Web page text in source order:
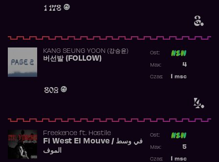
3.
1 178
4.
KANG SEUNG YOON (강승윤)
버선발 (FOLLOW)
802
Ost:
4
Max:
msc
Czas:
Freekence ft. Hostile
Fi West El Mouve / في وسط
الموف
Ost:
5
Max:
msc
Czas: